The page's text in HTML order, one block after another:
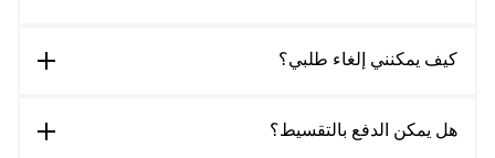
كيف يمكنني إلغاء طلبي؟
هل يمكن الدفع بالتقسيط؟